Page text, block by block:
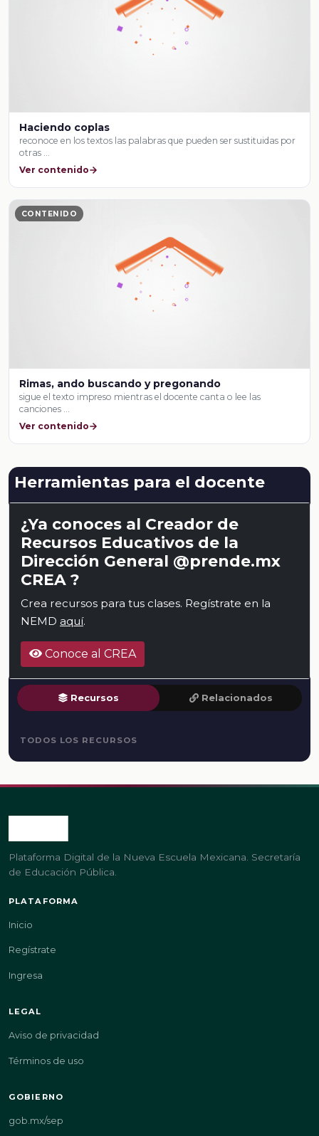
Haciendo coplas
reconoce en los textos las palabras que pueden ser sustituidas por
otras …
Ver contenido
CONTENIDO
Rimas, ando buscando y pregonando
sigue el texto impreso mientras el docente canta o lee las
canciones …
Ver contenido
Herramientas para el docente
¿Ya conoces al Creador de
Recursos Educativos de la
Dirección General @prende.mx
CREA ?
Crea recursos para tus clases. Regístrate en la
NEMD aquí.
Conoce al CREA
Recursos Relacionados
TODOS LOS RECURSOS
Plataforma Digital de la Nueva Escuela Mexicana. Secretaría
de Educación Pública.
PLATAFORMA
Inicio
Regístrate
Ingresa
LEGAL
Aviso de privacidad
Términos de uso
GOBIERNO
gob.mx/sep